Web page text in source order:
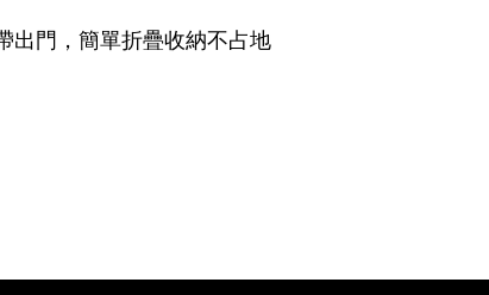
出門，簡單折疊收納不占地